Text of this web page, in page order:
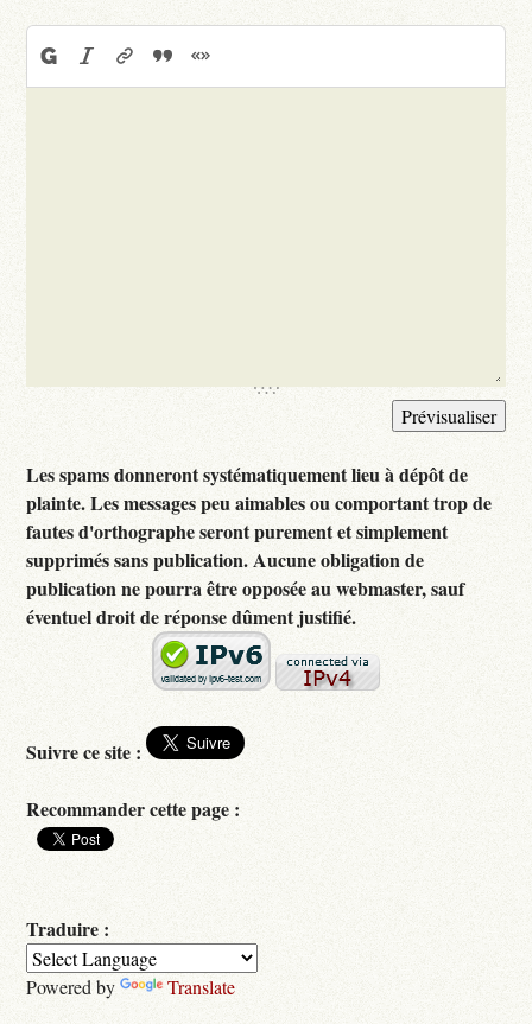
Les spams donneront systématiquement lieu à dépôt de
plainte. Les messages peu aimables ou comportant trop de
fautes d'orthographe seront purement et simplement
supprimés sans publication. Aucune obligation de
publication ne pourra être opposée au webmaster, sauf
éventuel droit de réponse dûment justifié.
Suivre ce site :
Recommander cette page :
Traduire :
Powered by Translate